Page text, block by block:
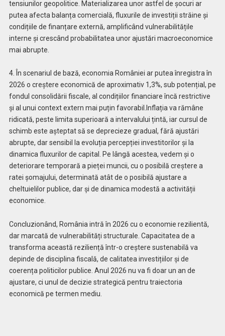
tensiunilor geopolitice. Materializarea unor astfel de șocuri ar
putea afecta balanța comercială, fluxurile de investiții străine și
condițiile de finanțare externă, amplificând vulnerabilitățile
interne și crescând probabilitatea unor ajustări macroeconomice
mai abrupte.
4. În scenariul de bază, economia României ar putea înregistra în
2026 o creștere economică de aproximativ 1,3%, sub potențial, pe
fondul consolidării fiscale, al condițiilor financiare încă restrictive
și al unui context extern mai puțin favorabil.Inflația va rămâne
ridicată, peste limita superioară a intervalului țintă, iar cursul de
schimb este așteptat să se deprecieze gradual, fără ajustări
abrupte, dar sensibil la evoluția percepției investitorilor și la
dinamica fluxurilor de capital. Pe lângă acestea, vedem și o
deteriorare temporară a pieței muncii, cu o posibilă creștere a
ratei șomajului, determinată atât de o posibilă ajustare a
cheltuielilor publice, dar și de dinamica modestă a activității
economice.
Concluzionând, România intră în 2026 cu o economie rezilientă,
dar marcată de vulnerabilități structurale. Capacitatea de a
transforma această reziliență într-o creștere sustenabilă va
depinde de disciplina fiscală, de calitatea investițiilor și de
coerența politicilor publice. Anul 2026 nu va fi doar un an de
ajustare, ci unul de decizie strategică pentru traiectoria
economică pe termen mediu.